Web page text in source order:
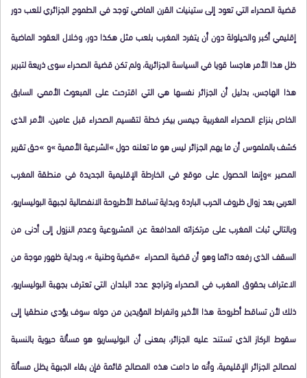
قضية الصحراء التي تعود إلى ستينيات القرن الماضي توجد في الطموح الجزائري للعب دور
إقليمي أكبر والحيلولة دون أن يتفرد المغرب بلعب مثل هكذا دور، وخلال العقود الماضية
ظل هذا الأمر هاجسا قويا في السياسة الجزائرية، ولم تكن قضية الصحراء سوى ذريعة لتبرير
هذا الهاجس، بدليل أن الجزائر نفسها هي التي اقترحت على المبعوث الأممي السابق
الخاص بنزاع الصحراء المغربية جيمس بيكر خطة لتقسيم الصحراء قبل عامين، الأمر الذي
كشف بالملموس أن ما يهم الجزائر ليس هو ما تعلنه حول »الشرعية الأممية »و »حق تقرير
المصير »وإنما الحصول على موقع في الخارطة الإقليمية الجديدة في منطقة المغرب
العربي بعد زوال ظروف الحرب الباردة وبداية تساقط الأطروحة الانفصالية لجبهة البوليساريو،
وبالتالي ثبات المغرب على مرتكزاته المدافعة عن المشروعية وعدم النزول إلى أدنى من
السقف الذي رفعه دائما وهو أن قضية الصحراء »قضية وطنية »، وبداية ظهور موجة من
الاعتراف بحقوق المغرب في الصحراء وتراجع عدد البلدان التي تعترف بجهبة البوليساريو،
ذلك لأن تساقط أطروحة هذا الأخير وانفراط المؤيدين من حوله سوف يؤدي منطقيا إلى
سقوط الركاز الذي تستند عليه الجزائر، بمعنى أن البوليساريو هو مسألة حيوية بالنسبة
لمصالح الجزائر الإقليمية، وأنه ما دامت هذه المصالح قائمة فإن بقاء الجبهة يظل مسألة